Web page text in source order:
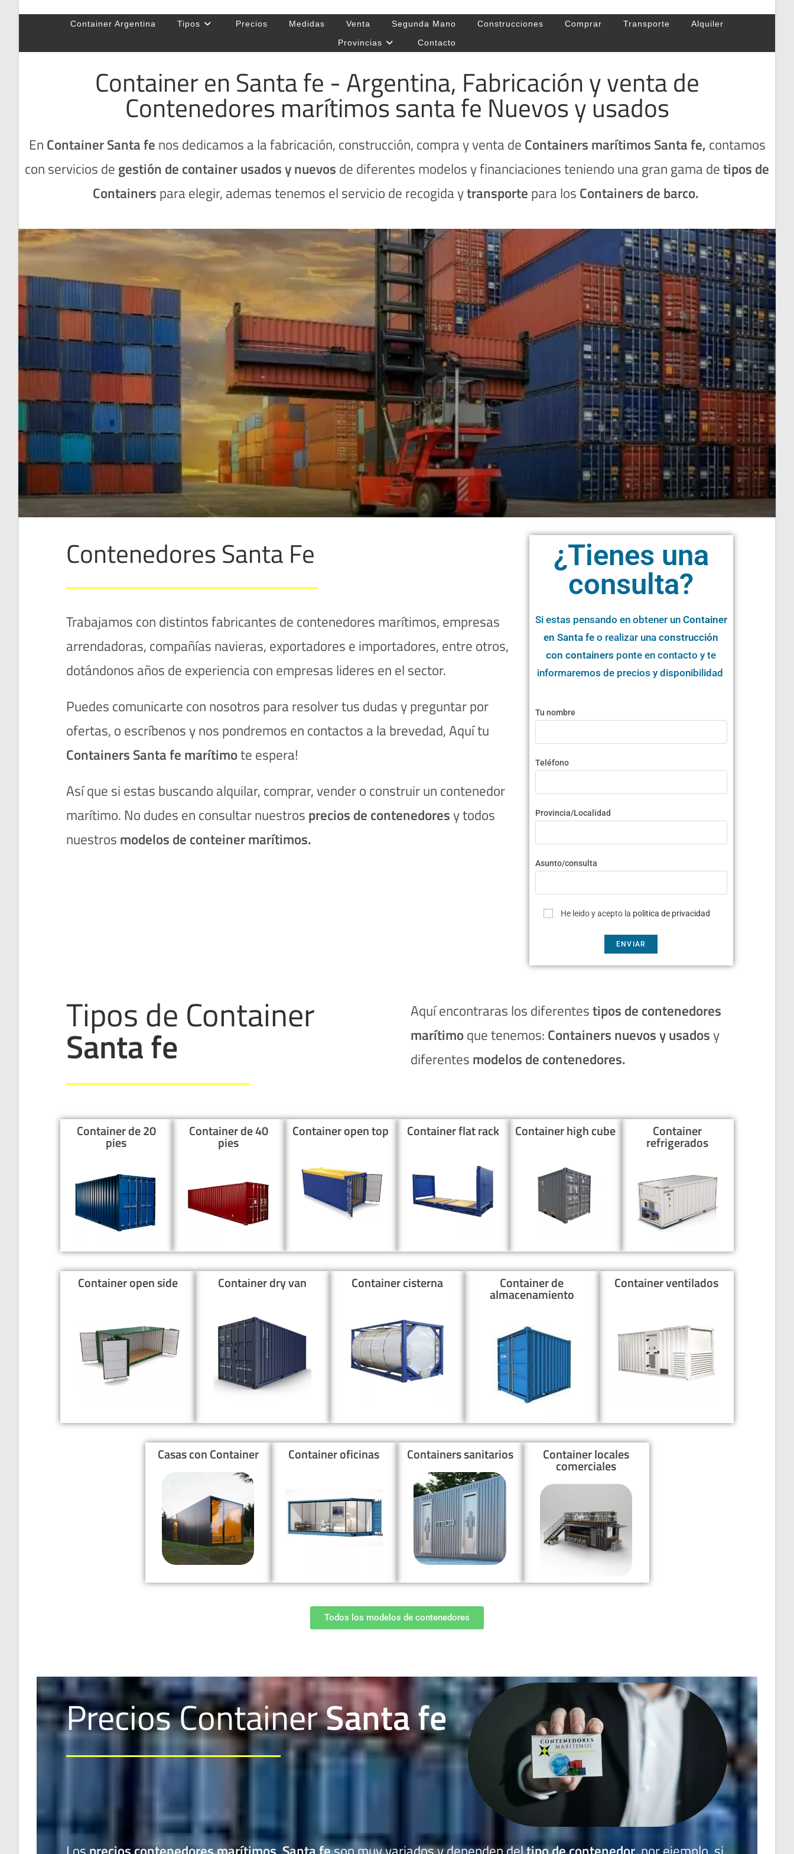
Container Argentina Tipos Precios Medidas Venta Segunda Mano Construcciones Comprar Transporte
Alquiler
Provincias
Contacto
Container en Santa fe - Argentina, Fabricación y venta de
Contenedores marítimos santa fe Nuevos y usados
En Container Santa fe nos dedicamos a la fabricación, construcción, compra y venta de Containers marítimos Santa fe, contamos
con servicios de gestión de container usados y nuevos de diferentes modelos y financiaciones teniendo una gran gama detipos de
Containers para elegir, ademas tenemos el servicio de recogida ytransporte para los Containers de barco.
Contenedores Santa Fe
Trabajamos con distintos fabricantes de contenedores marítimos, empresas
arrendadoras, compañías navieras, exportadores e importadores, entre otros,
dotándonos años de experiencia con empresas lideres en el sector.
Puedes comunicarte con nosotros para resolver tus dudas y preguntar por
ofertas, o escríbenos y nos pondremos en contactos a la brevedad, Aquí tu
Containers Santa fe marítimote espera!
Así que si estas buscando alquilar, comprar, vender o construir un contenedor
marítimo. No dudes en consultar nuestros precios de contenedoresy todos
nuestros modelos de conteiner marítimos.
¿Tienes una
consulta?
Si estas pensando en obtener un Container
en Santa feo realizar unaconstrucción
con containers ponte en contacto y te
informaremos de precios y disponibilidad
Tu nombre
Teléfono
Provincia/Localidad
Asunto/consulta
He leido y acepto la politica de privacidad
Tipos de Container
Santa fe
Aquí encontraras los diferentestipos de contenedores
marítimoque tenemos: Containers nuevos y usadosy
diferentes modelos de contenedores.
Container de 20
pies
Container de 40
pies
Container open top Container flat rack Container high cube Container
refrigerados
Container open side Container dry van Container cisterna Container de
almacenamiento
Container ventilados
Casas con Container Container oficinas Containers sanitarios Container locales
comerciales
Todos los modelos de contenedores
Precios ContainerSanta fe